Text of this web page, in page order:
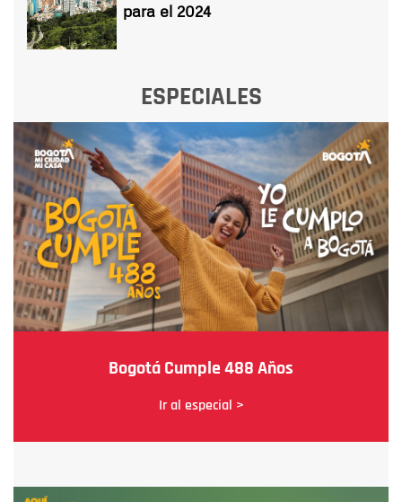
para el 2024
ESPECIALES
Bogotá Cumple 488 Años
Ir al especial >